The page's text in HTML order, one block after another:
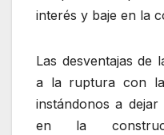
interés y baje en la
Las desventajas de
a la ruptura con
instándonos a
en la